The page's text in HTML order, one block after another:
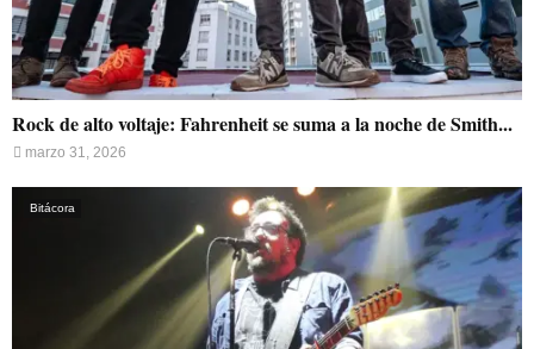
Rock de alto voltaje: Fahrenheit se suma a la noche de Smith...
marzo 31, 2026
Bitácora